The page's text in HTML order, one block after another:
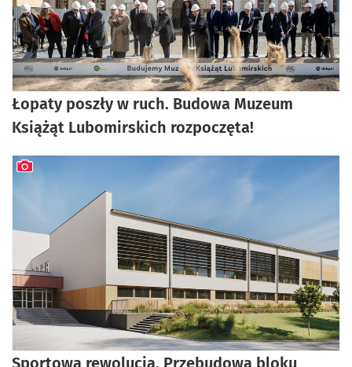
Łopaty poszły w ruch. Budowa Muzeum
Książąt Lubomirskich rozpoczęta!
artykuł z galerią zdjęć
Sportowa rewolucja. Przebudowa bloku
artykuł z galerią zdjęć